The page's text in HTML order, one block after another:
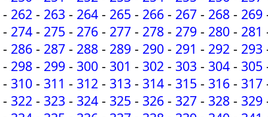
- 262 - 263 - 264 - 265 - 266 - 267 - 268 - 269
- 274 - 275 - 276 - 277 - 278 - 279 - 280 - 281
- 286 - 287 - 288 - 289 - 290 - 291 - 292 - 293
- 298 - 299 - 300 - 301 - 302 - 303 - 304 - 305
- 310 - 311 - 312 - 313 - 314 - 315 - 316 - 317
- 322 - 323 - 324 - 325 - 326 - 327 - 328 - 329